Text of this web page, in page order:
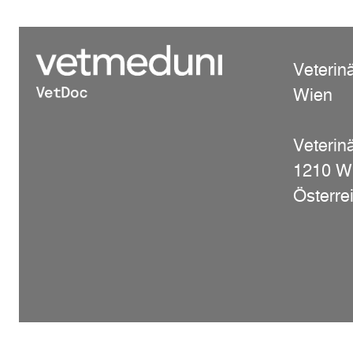
Wien
1210